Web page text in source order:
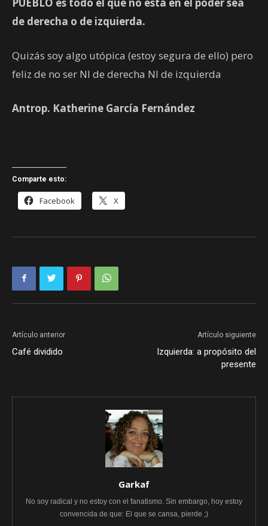
de derecha o de izquierda.
Quizás soy algo utópica (estoy segura de ello) pero
feliz de no ser NI de derecha NI de izquierda
Antrop. Katherine García Fernández
Comparte esto:
Facebook X
Artículo anterior
Café dividido
Artículo siguiente
Izquierda: a propósito del
presente
Garkaf
No soy radical y no estoy con el fanatismo. Sin embargo, hoy estoy
convencida de que: El que se cansa, pierde ;)